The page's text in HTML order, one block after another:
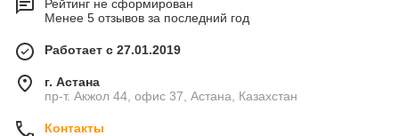
Рейтинг не сформирован
Менее 5 отзывов за последний год
Работает с 27.01.2019
г. Астана
пр-т. Акжол 44, офис 37, Астана, Казахстан
Контакты